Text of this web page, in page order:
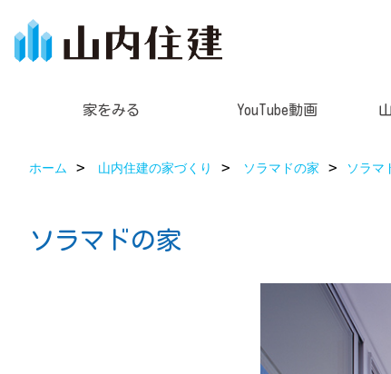
家をみる YouTube動画
ホーム 山内住建の家づくり ソラマドの家 ソラマ
ソラマドの家